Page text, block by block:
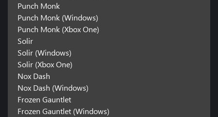
Punch Monk
Punch Monk (Windows)
Punch Monk (Xbox One)
Solir
Solir (Windows)
Solir (Xbox One)
Nox Dash
Nox Dash (Windows)
Frozen Gauntlet
Frozen Gauntlet (Windows)